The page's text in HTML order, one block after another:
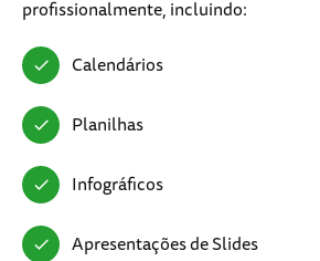
profissionalmente, incluindo:
Calendários
Planilhas
Infográficos
Apresentações de Slides